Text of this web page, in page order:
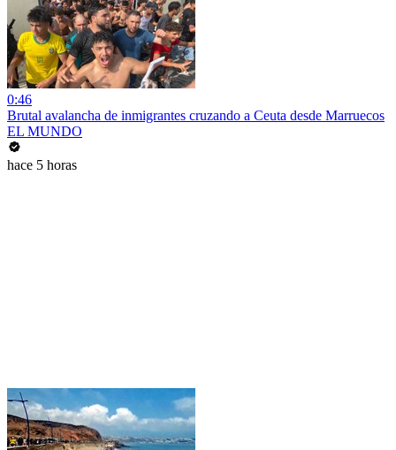
0:46
Brutal avalancha de inmigrantes cruzando a Ceuta desde Marruecos
EL MUNDO
hace 5 horas